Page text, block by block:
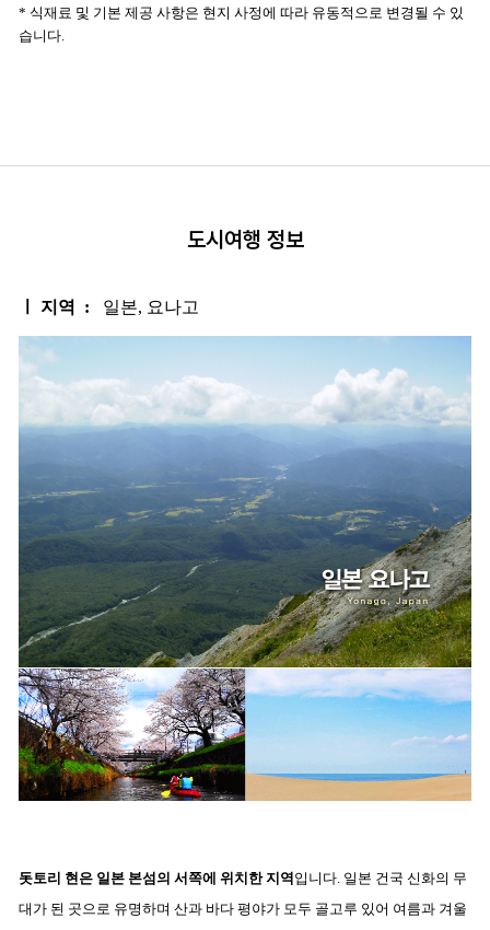
* 식재료 및 기본 제공 사항은 현지 사정에 따라 유동적으로 변경될 수 있
습니다.
도시여행 정보
ㅣ 지역 : 일본, 요나고
돗토리 현은 일본 본섬의 서쪽에 위치한 지역 입니다. 일본 건국 신화의 무
대가 된 곳으로 유명하며 산과 바다 평야가 모두 골고루 있어 여름과 겨울